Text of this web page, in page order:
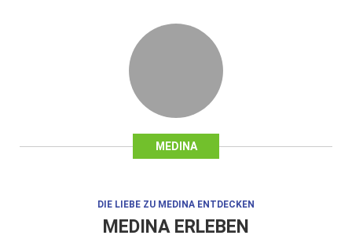
MEDINA
DIE LIEBE ZU MEDINA ENTDECKEN
MEDINA ERLEBEN